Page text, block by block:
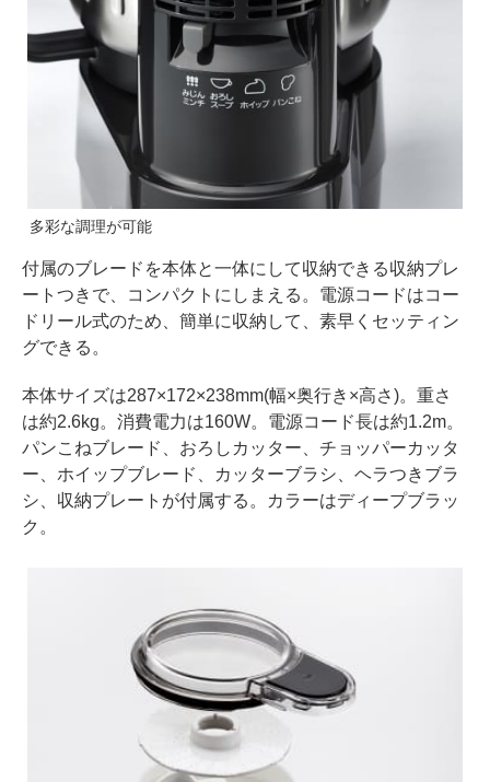
多彩な調理が可能
付属のブレードを本体と一体にして収納できる収納プレ
ートつきで、コンパクトにしまえる。電源コードはコー
ドリール式のため、簡単に収納して、素早くセッティン
グできる。
本体サイズは287×172×238mm(幅×奥行き×高さ)。重さ
は約2.6kg。消費電力は160W。電源コード長は約1.2m。
パンこねブレード、おろしカッター、チョッパーカッタ
ー、ホイップブレード、カッターブラシ、ヘラつきブラ
シ、収納プレートが付属する。カラーはディープブラッ
ク。